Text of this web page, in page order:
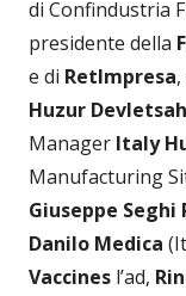
di Confindustria
presidente della
e di RetImpresa,
Huzur Devletsah
Manager Italy
Manufacturing
Giuseppe Seghi
Danilo Medica
Vaccines l’ad,